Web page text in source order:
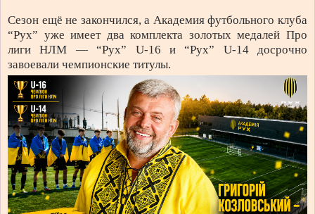
Сезон ещё не закончился, а Академия футбольного клуба
“Рух” уже имеет два комплекта золотых медалей Про
лиги НЛМ — “Рух” U-16 и “Рух” U-14 досрочно
завоевали чемпионские титулы.